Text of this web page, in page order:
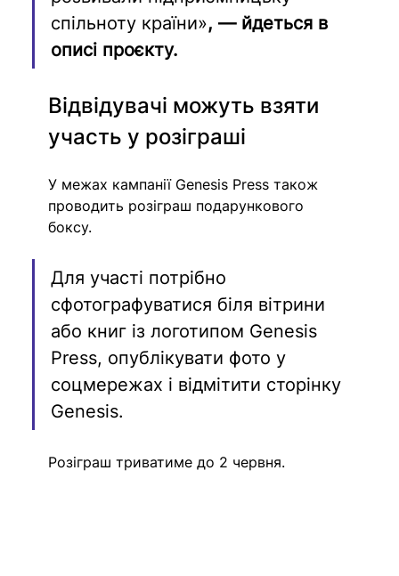
спільноту країни», — йдеться в
описі проєкту.
Відвідувачі можуть взяти
участь у розіграші
У межах кампанії Genesis Press також
проводить розіграш подарункового
боксу.
Для участі потрібно
сфотографуватися біля вітрини
або книг із логотипом Genesis
Press, опублікувати фото у
соцмережах і відмітити сторінку
Genesis.
Розіграш триватиме до 2 червня.